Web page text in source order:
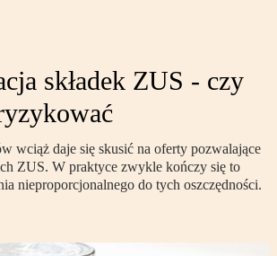
składek ZUS - czy
wciąż daje się skusić na oferty pozwalające
ZUS. W praktyce zwykle kończy się to
nieproporcjonalnego do tych oszczędności.